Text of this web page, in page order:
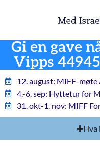
Gi en gave
Vipps 44945
12. august: MIFF-møte
4.-6. sep: Hyttetur for
31. okt-1. nov: MIFF
Hva